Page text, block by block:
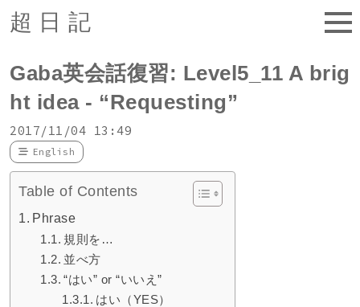
超日記
Gaba英会話復習: Level5_11 A brig
ht idea - “Requesting”
2017/11/04 13:49
English
Table of Contents
Phrase
規則を…
並べ方
“はい” or “いいえ”
はい（YES）